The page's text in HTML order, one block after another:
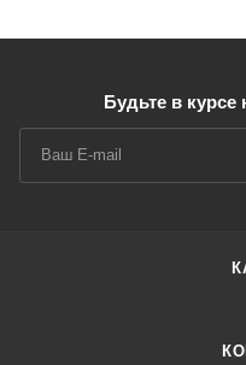
Будьте в курсе